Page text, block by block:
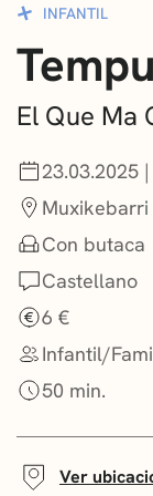
NOTICIAS
GETXO
INFANTIL
El Que Ma
23.03.2025
Muxikebarri
Con butaca
Castellano
6 €
Infantil/
50 min.
Ver